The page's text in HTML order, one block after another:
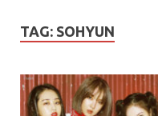
TAG: SOHYUN